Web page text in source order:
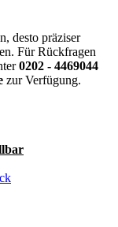
desto präziser
Für Rückfragen
0202 - 4469044
zur Verfügung.